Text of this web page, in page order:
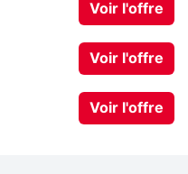
Voir l'offre
Voir l'offre
Voir l'offre